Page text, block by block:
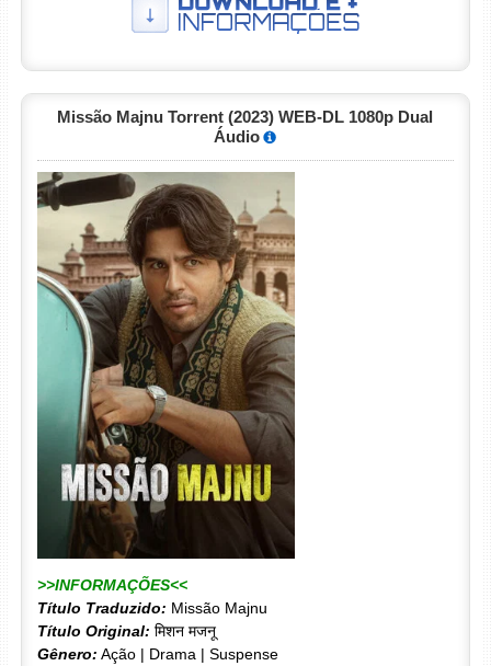
Missão Majnu Torrent (2023) WEB-DL 1080p Dual
Áudio
>>INFORMAÇÕES<<
Título Traduzido: Missão Majnu
Título Original: मिशन मजनू
Gênero: Ação | Drama | Suspense